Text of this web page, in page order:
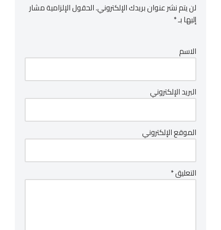
لن يتم نشر عنوان بريدك الإلكتروني.الحقول الإلزامية مشار
إليها بـ*
الاسم
البريد الإلكتروني
الموقع الإلكتروني
التعليق*